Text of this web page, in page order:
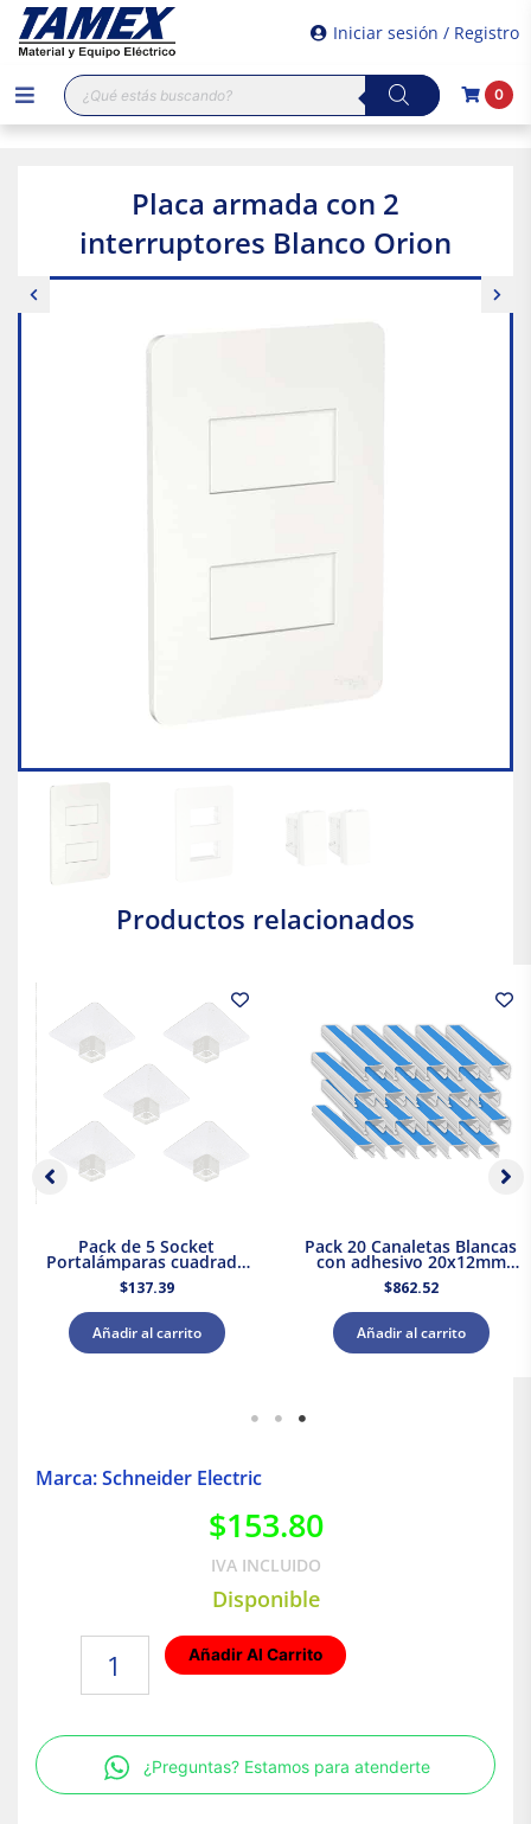
Iniciar sesión / Registro
Búsqueda
de
productos
0
Placa armada con 2
interruptores Blanco Orion
Productos relacionados
Pack de 5 Socket
Portalámparas cuadrada
E27 Blanco Dexson
Schneider Electric
$137.39
Añadir al carrito
Pack 20 Canaletas Blancas
con adhesivo 20x12mm
2mts. Dexson Schneider
Electric
$862.52
Añadir al carrito
Marca: Schneider Electric
$153.80
IVA INCLUIDO
Disponible
interruptores
Blanco
Orion
Añadir Al Carrito
¿Preguntas? Estamos para atenderte